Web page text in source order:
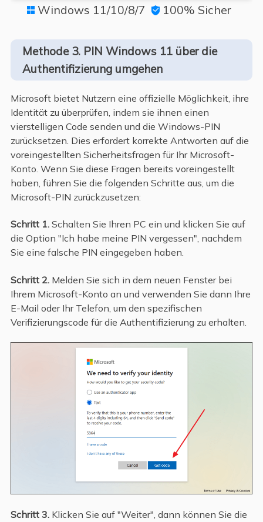
 Windows 11/10/8/7  100% Sicher
Methode 3. PIN Windows 11 über die
Authentifizierung umgehen
Microsoft bietet Nutzern eine offizielle Möglichkeit, ihre
Identität zu überprüfen, indem sie ihnen einen
vierstelligen Code senden und die Windows-PIN
zurücksetzen. Dies erfordert korrekte Antworten auf die
voreingestellten Sicherheitsfragen für Ihr Microsoft-
Konto. Wenn Sie diese Fragen bereits voreingestellt
haben, führen Sie die folgenden Schritte aus, um die
Microsoft-PIN zurückzusetzen:
Schritt 1.Schalten Sie Ihren PC ein und klicken Sie auf
die Option "Ich habe meine PIN vergessen", nachdem
Sie eine falsche PIN eingegeben haben.
Schritt 2.Melden Sie sich in dem neuen Fenster bei
Ihrem Microsoft-Konto an und verwenden Sie dann Ihre
E-Mail oder Ihr Telefon, um den spezifischen
Verifizierungscode für die Authentifizierung zu erhalten.
Schritt 3.Klicken Sie auf "Weiter", dann können Sie die